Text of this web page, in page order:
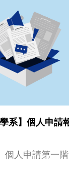
系】個人申請
個人申請第一階